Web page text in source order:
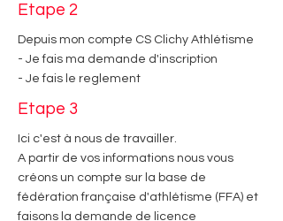
Etape 2
Depuis mon compte CS Clichy Athlétisme
- Je fais ma demande d'inscription
- Je fais le reglement
Etape 3
Ici c'est à nous de travailler.
A partir de vos informations nous vous
créons un compte sur la base de
fédération française d'athlétisme (FFA) et
faisons la demande de licence